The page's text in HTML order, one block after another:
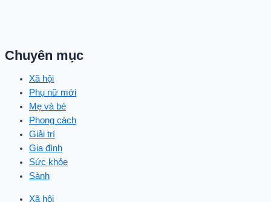
Chuyên mục
Xã hội
Phụ nữ mới
Mẹ và bé
Phong cách
Giải trí
Gia đình
Sức khỏe
Sành
Xã hội